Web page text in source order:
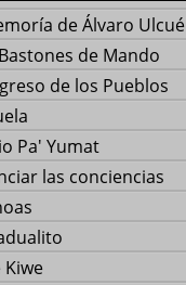
de Álvaro Ulcué
de Mando
de los Pueblos
Pa' Yumat
las conciencias
Kiwe